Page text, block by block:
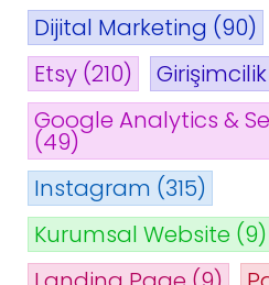
Dijital Marketing (90)
Etsy (210) Girişimcilik
Google Analytics &
(49)
Instagram (315)
Kurumsal Website (9)